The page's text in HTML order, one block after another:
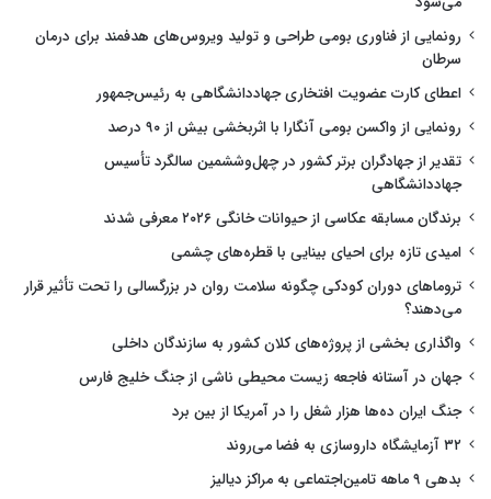
رونمایی از فناوری بومی طراحی و تولید ویروس‌های هدفمند برای درمان
سرطان
اعطای کارت عضویت افتخاری جهاددانشگاهی به رئیس‌جمهور
رونمایی از واکسن بومی آنگارا با اثربخشی بیش از ۹۰ درصد
تقدیر از جهادگران برتر کشور در چهل‌وششمین سالگرد تأسیس
جهاددانشگاهی
برندگان مسابقه عکاسی از حیوانات خانگی ۲۰۲۶ معرفی شدند
امیدی تازه برای احیای بینایی با قطره‌های چشمی
تروماهای دوران کودکی چگونه سلامت روان در بزرگسالی را تحت تأثیر قرار
می‌دهند؟
واگذاری بخشی از پروژه‌های کلان کشور به سازندگان داخلی
جهان در آستانه فاجعه زیست محیطی ناشی از جنگ خلیج فارس
جنگ ایران ده‌ها هزار شغل را در آمریکا از بین برد
۳۲ آزمایشگاه داروسازی به فضا می‌روند
بدهی ۹ ماهه تامین‌اجتماعی به مراکز دیالیز